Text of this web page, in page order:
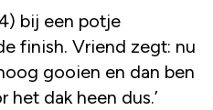
bij een potje
finish. Vriend zegt: nu
gooien en dan ben
het dak heen dus.’